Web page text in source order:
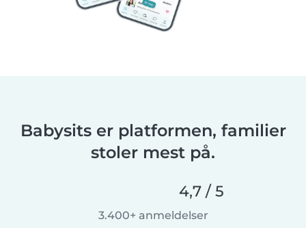
Babysits er platformen, familier
stoler mest på.
4,7 / 5
3.400+ anmeldelser